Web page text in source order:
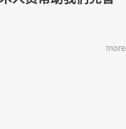
more